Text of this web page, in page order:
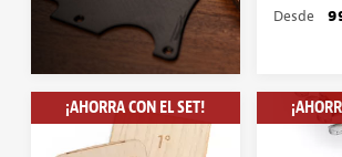
Desde
¡AHORRA CON EL SET!